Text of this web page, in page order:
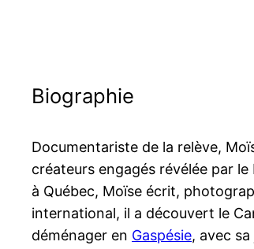
Biographie
Documentariste de la relève,
créateurs engagés révélée par
à Québec, Moïse écrit,
international, il a découvert le
déménager en Gaspésie, avec